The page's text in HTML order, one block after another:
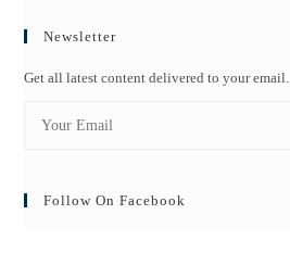
Newsletter
Get all latest content delivered to your email.
Follow On Facebook